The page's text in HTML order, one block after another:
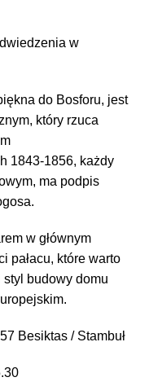
w
do Bosforu, jest
który rzuca
1843-1856, każdy
ma podpis
w głównym
pałacu, które warto
budowy domu
Besiktas / Stambuł